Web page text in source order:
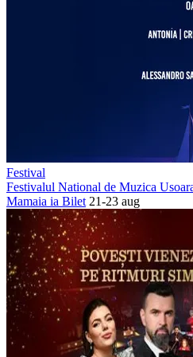
Festival
Festivalul National de Muzica
Mamaia ia Bilet 21-23 aug